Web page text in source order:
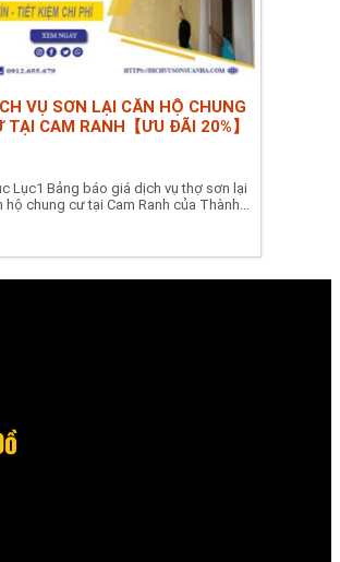
VỤ SƠN LẠI CĂN HỘ CHUNG
TẠI CAM RANH【ƯU ĐÃI 20%】
Lục1 Bảng báo giá dịch vụ thợ sơn lại
hộ chung cư tại Cam Ranh của Thành...